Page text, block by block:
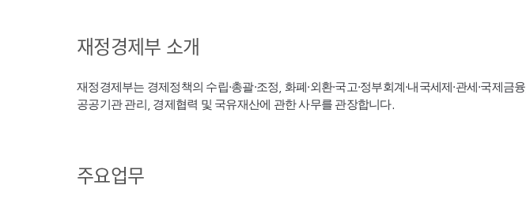
재정경제부 소개
재정경제부는 경제정책의 수립·총괄·조정, 화폐·외환·국고·정부회계·내국세제·관세·국제금융,
공공기관 관리, 경제협력 및 국유재산에 관한 사무를 관장합니다.
주요업무